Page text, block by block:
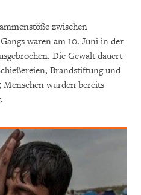
zwischen
waren am 10. Juni in der
Die Gewalt dauert
Brandstiftung und
wurden bereits